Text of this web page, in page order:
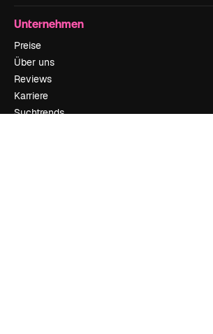
Unternehmen
Preise
Über uns
Reviews
Karriere
Suchtrends